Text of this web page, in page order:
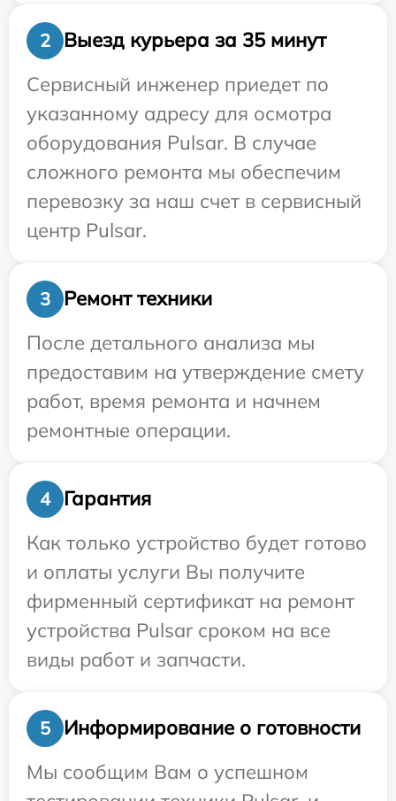
2
Выезд курьера за 35 минут
Сервисный инженер приедет по
указанному адресу для осмотра
оборудования Pulsar. В случае
сложного ремонта мы обеспечим
перевозку за наш счет в сервисный
центр Pulsar.
3
Ремонт техники
После детального анализа мы
предоставим на утверждение смету
работ, время ремонта и начнем
ремонтные операции.
4
Гарантия
Как только устройство будет готово
и оплаты услуги Вы получите
фирменный сертификат на ремонт
устройства Pulsar сроком на все
виды работ и запчасти.
5
Информирование о готовности
Мы сообщим Вам о успешном